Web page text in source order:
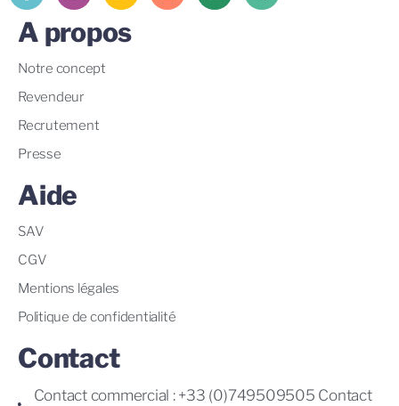
A propos
Notre concept
Revendeur
Recrutement
Presse
Aide
SAV
CGV
Mentions légales
Politique de confidentialité
Contact
Contact commercial : +33 (0)749509505 Contact